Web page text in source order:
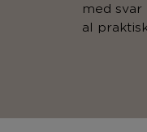
med
al